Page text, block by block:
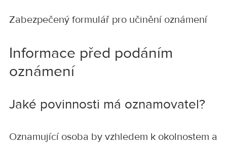
Zabezpečený formulář pro učinění oznámení
Informace před podáním
oznámení
Jaké povinnosti má oznamovatel?
Oznamující osoba by vzhledem k okolnostem a